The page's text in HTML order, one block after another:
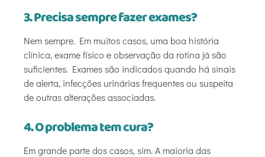
3. Precisa sempre fazer exames?
Nem sempre. Em muitos casos, uma boa história
clínica, exame físico e observação da rotina já são
suficientes. Exames são indicados quando há sinais
de alerta, infecções urinárias frequentes ou suspeita
de outras alterações associadas.
4. O problema tem cura?
Em grande parte dos casos, sim. A maioria das